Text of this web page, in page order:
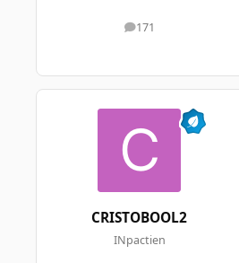
171
messages
CRISTOBOOL2
INpactien